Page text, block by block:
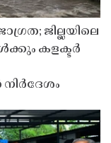
ജില്ലയിലെ
കളക്ടർ